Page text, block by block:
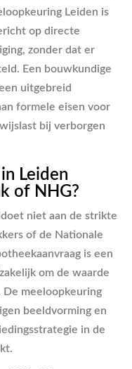
Leiden is
op directe
zonder dat er
Een bouwkundige
uitgebreid
formele eisen voor
bij verborgen
Leiden
of NHG?
niet aan de strikte
of de Nationale
is een
om de waarde
meeloopkeuring
beeldvorming en
in de